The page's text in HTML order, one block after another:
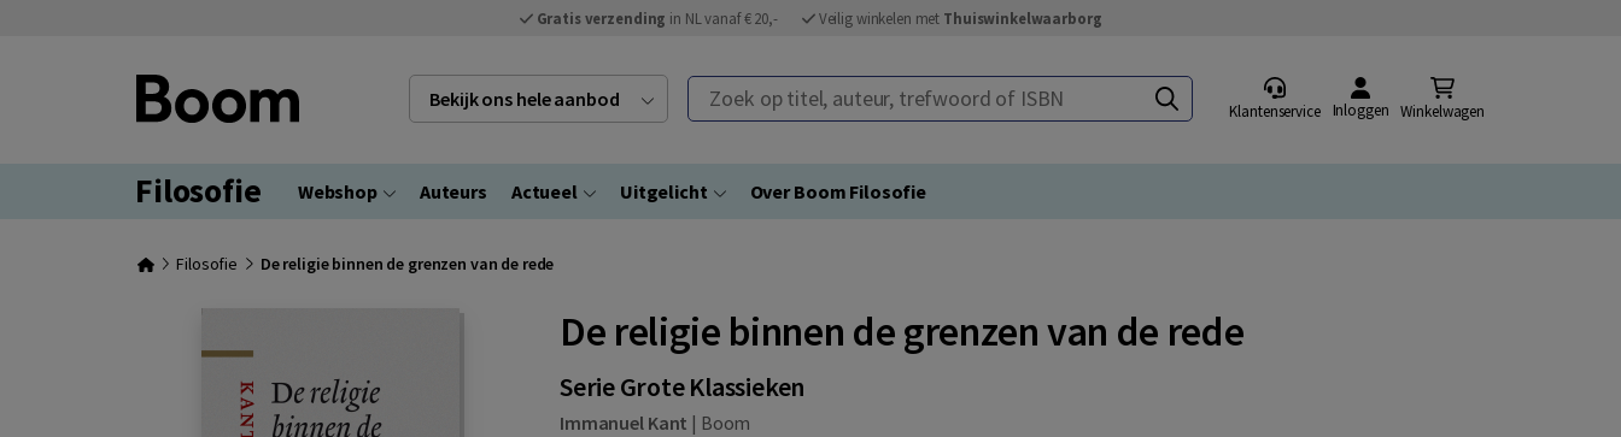
Gratis verzending in NL vanaf € 20,- Veilig winkelen met Thuiswinkelwaarborg
Bekijk ons hele aanbod Zoek op titel, auteur, trefwoord of ISBN
Klantenservice Inloggen Winkelwagen
Filosofie Webshop Auteurs Actueel Uitgelicht Over Boom Filosofie
Filosofie De religie binnen de grenzen van de rede
De religie binnen de grenzen van de rede
Serie Grote Klassieken
Immanuel Kant | Boom